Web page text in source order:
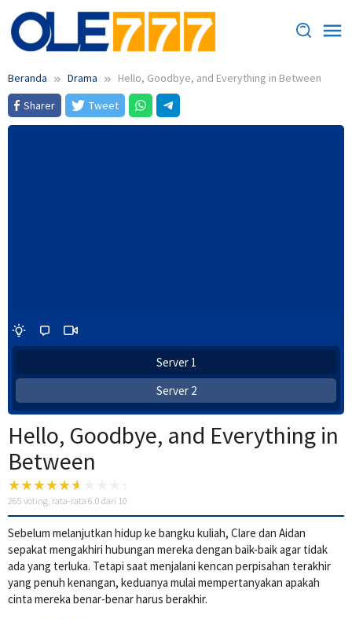
Loncat
ke
konten
Beranda Drama
Hello, Goodbye, and Everything in Between
Sharer
Tweet
Server 1
Server 2
Hello, Goodbye, and Everything in
Between
265 voting, rata-rata 6.0 dari 10
Sebelum melanjutkan hidup ke bangku kuliah, Clare dan Aidan
sepakat mengakhiri hubungan mereka dengan baik-baik agar tidak
ada yang terluka. Tetapi saat menjalani kencan perpisahan terakhir
yang penuh kenangan, keduanya mulai mempertanyakan apakah
cinta mereka benar-benar harus berakhir.